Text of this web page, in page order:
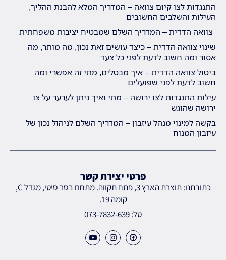
התנגדות לצו קיום צוואה – המדריך המלא להבנת ההליך,
העילות והשלבים החשובים
צוואה הדדית – המדריך השלם שמבטיח יציבות משפחתית
שינוי צוואה הדדית – כיצד עושים זאת נכון, מה מותר, מה
אסור ומה חשוב לדעת לפני כל צעד
ביטול צוואה הדדית – איך מבטלים, מתי זה אפשרי ומה
חשוב לדעת לפני שפועלים
עילות התנגדות לצו ירושה – מתי ואיך ניתן לערער על צו
ירושה שהוגש
בקשה למינוי מנהל עיזבון – המדריך השלם לניהול נכון של
עיזבון המנוח
פרטי יצירת קשר
כתובתנו: תוצרת הארץ 3, פתח תקווה. מתחם בסר סיטי, מגדל C,
קומה 19.
טל: 073-7832-639